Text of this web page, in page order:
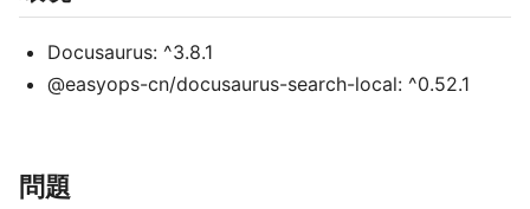
Docusaurus: ^3.8.1
@easyops-cn/docusaurus-search-local: ^0.52.1
問題